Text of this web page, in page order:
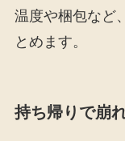
温度や梱包など
とめます。
持ち帰りで崩